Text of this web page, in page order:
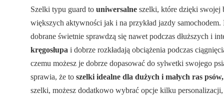
Szelki typu guard touniwersalneszelki, które dzięki swojej
większych aktywności jak i na przykład jazdy
dobrane świetnie sprawdzą się nawet podczas dłuższych i
kręgosłupa i dobrze rozkładają obciążenia podczas
czemu możesz je dobrze dopasować do sylwetki swojego
sprawia, że toszelki idealne dla dużych i małych ras
szelki, możesz dodatkowo wybrać opcje kilku